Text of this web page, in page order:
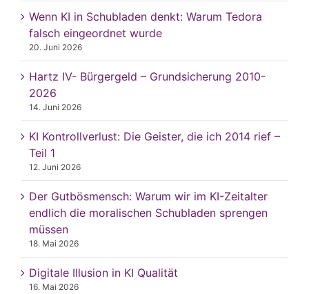
Wenn KI in Schubladen denkt: Warum Tedora
falsch eingeordnet wurde
20. Juni 2026
Hartz IV- Bürgergeld – Grundsicherung 2010-
2026
14. Juni 2026
KI Kontrollverlust: Die Geister, die ich 2014 rief –
Teil 1
12. Juni 2026
Der Gutbösmensch: Warum wir im KI-Zeitalter
endlich die moralischen Schubladen sprengen
müssen
18. Mai 2026
Digitale Illusion in KI Qualität
16. Mai 2026